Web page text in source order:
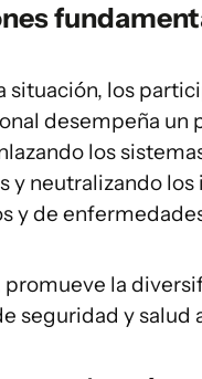
situación, los
desempeña un
los
y neutralizando
y de
la
seguridad y salud